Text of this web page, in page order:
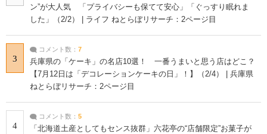
ン”が大人気 「プライバシーも保てて安心」「ぐっすり眠れま
した」（2/2） | ライフ ねとらぼリサーチ：2ページ目
3
コメント数： 7
兵庫県の「ケーキ」の名店10選！ 一番うまいと思う店はどこ？
【7月12日は「デコレーションケーキの日」！】（2/4） | 兵庫県
ねとらぼリサーチ：2ページ目
4
コメント数： 5
「北海道土産としてもセンス抜群」六花亭の“店舗限定”お菓子が